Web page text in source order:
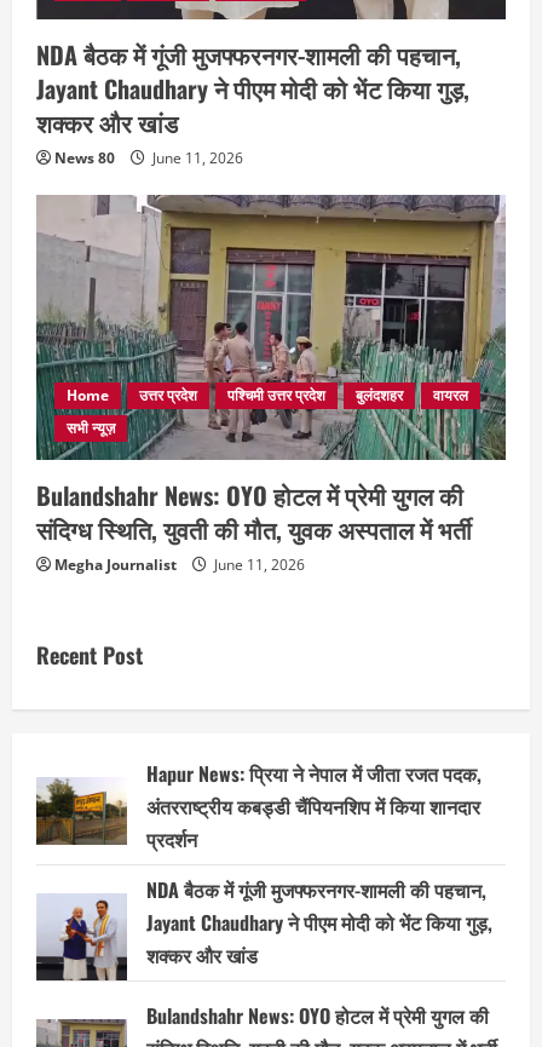
NDA बैठक में गूंजी मुजफ्फरनगर-शामली की पहचान,
Jayant Chaudhary ने पीएम मोदी को भेंट किया गुड़,
शक्कर और खांड
News 80 June 11, 2026
Home उत्तर प्रदेश पश्चिमी उत्तर प्रदेश बुलंदशहर
वायरल
सभी न्यूज़
Bulandshahr News: OYO होटल में प्रेमी युगल की
संदिग्ध स्थिति, युवती की मौत, युवक अस्पताल में भर्ती
Megha Journalist June 11, 2026
Recent Post
Hapur News: प्रिया ने नेपाल में जीता रजत पदक,
अंतरराष्ट्रीय कबड्डी चैंपियनशिप में किया शानदार
प्रदर्शन
NDA बैठक में गूंजी मुजफ्फरनगर-शामली की पहचान,
Jayant Chaudhary ने पीएम मोदी को भेंट किया गुड़,
शक्कर और खांड
Bulandshahr News: OYO होटल में प्रेमी युगल की